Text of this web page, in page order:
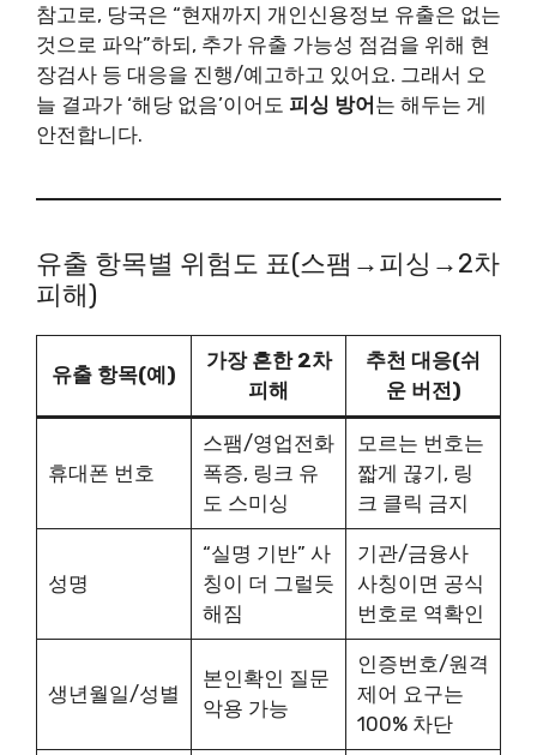
참고로, 당국은 “현재까지 개인신용정보 유출은 없는
것으로 파악”하되, 추가 유출 가능성 점검을 위해 현
장검사 등 대응을 진행/예고하고 있어요. 그래서 오
늘 결과가 ‘해당 없음’이어도 피싱 방어는 해두는 게
안전합니다.
유출 항목별 위험도 표(스팸→피싱→2차
피해)
유출 항목(예)
가장 흔한 2차
피해
추천 대응(쉬
운 버전)
휴대폰 번호
스팸/영업전화
폭증, 링크 유
도 스미싱
모르는 번호는
짧게 끊기, 링
크 클릭 금지
성명
“실명 기반” 사
칭이 더 그럴듯
해짐
기관/금융사
사칭이면 공식
번호로 역확인
생년월일/성별
본인확인 질문
악용 가능
인증번호/원격
제어 요구는
100% 차단